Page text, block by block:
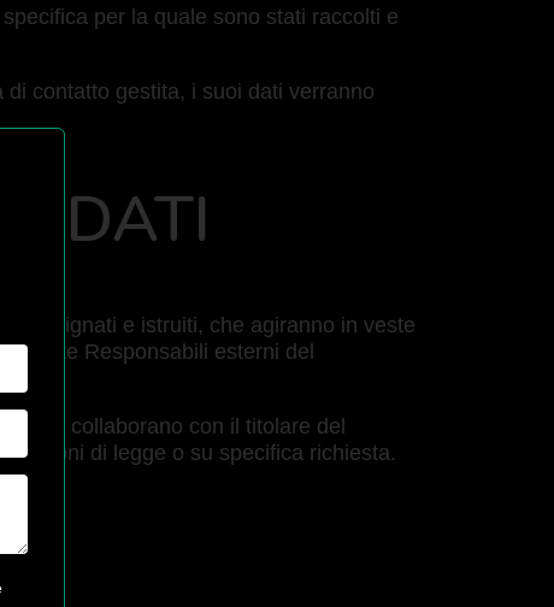
per la quale sono stati raccolti e
contatto gestita, i suoi dati verranno
DATI
designati e istruiti, che agiranno in veste
Responsabili esterni del
che collaborano con il titolare del
di legge o su specifica richiesta.